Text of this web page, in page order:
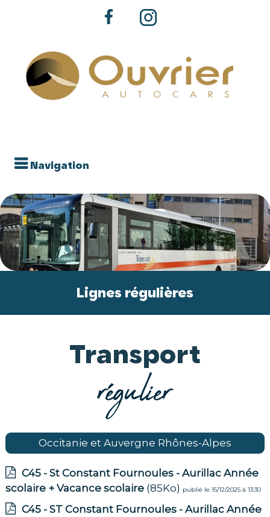
Navigation
Lignes régulières
Transport
régulier
Occitanie et Auvergne Rhônes-Alpes
C45 - St Constant Fournoules - Aurillac Année
scolaire + Vacance scolaire(85Ko) publié le 15/12/2025 à 13:30
C45 - ST Constant Fournoules - Aurillac Année